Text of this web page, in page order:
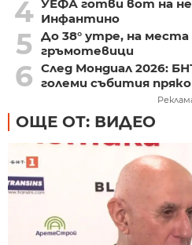
4 УЕФА готви вот на
Инфантино
5 До 38° утре, на
гръмотевици
6 След Мондиал 2026:
големи събития пряко
ОЩЕ ОТ: ВИДЕО